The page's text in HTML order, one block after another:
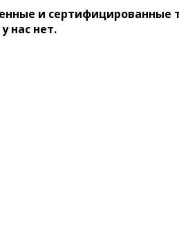
и сертифицированные
нас нет.